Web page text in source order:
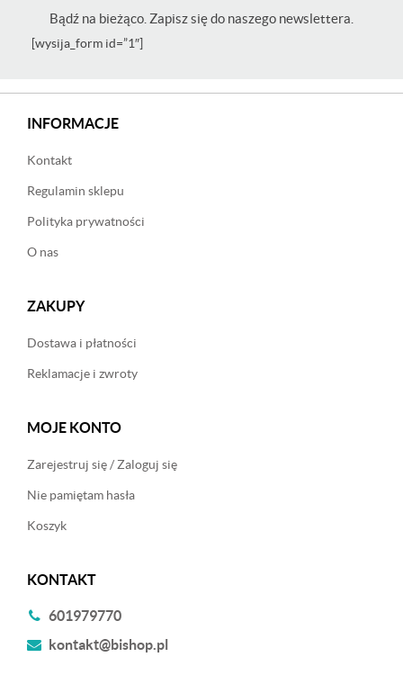
Bądź na bieżąco. Zapisz się do naszego newslettera.
[wysija_form id=”1″]
INFORMACJE
Kontakt
Regulamin sklepu
Polityka prywatności
O nas
ZAKUPY
Dostawa i płatności
Reklamacje i zwroty
MOJE KONTO
Zarejestruj się / Zaloguj się
Nie pamiętam hasła
Koszyk
KONTAKT
601979770
kontakt@bishop.pl